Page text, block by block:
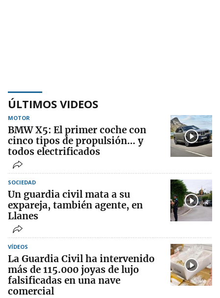
ÚLTIMOS VIDEOS
MOTOR
BMW X5: El primer coche con
cinco tipos de propulsión… y
todos electrificados
SOCIEDAD
Un guardia civil mata a su
expareja, también agente, en
Llanes
VÍDEOS
La Guardia Civil ha intervenido
más de 115.000 joyas de lujo
falsificadas en una nave
comercial